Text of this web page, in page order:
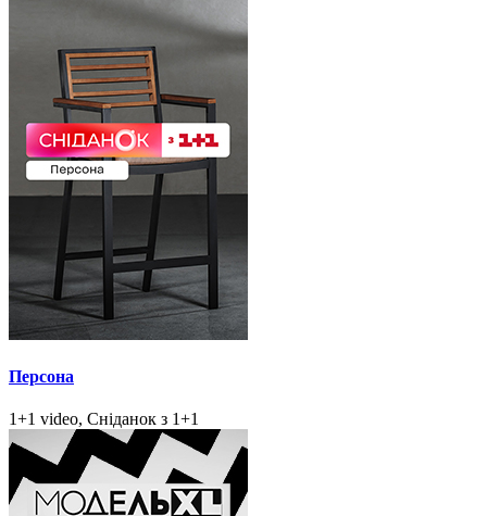
Персона
1+1 video, Сніданок з 1+1